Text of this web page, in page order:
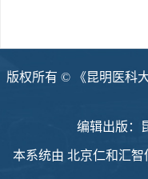
版权所有 © 《昆明医科
编辑出版：
本系统由 北京仁和汇智